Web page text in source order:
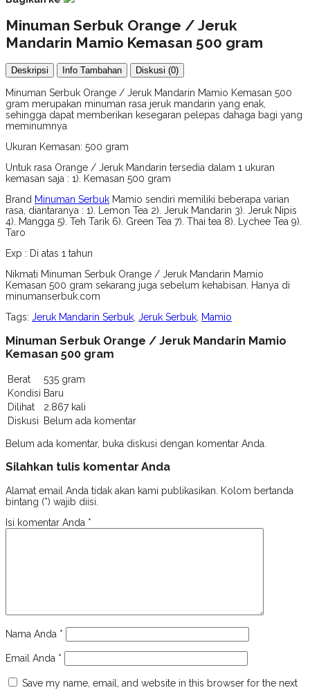
Minuman Serbuk Orange / Jeruk
Mandarin Mamio Kemasan 500 gram
Deskripsi Info Tambahan Diskusi (0)
Minuman Serbuk Orange / Jeruk Mandarin Mamio Kemasan 500
gram merupakan minuman rasa jeruk mandarin yang enak,
sehingga dapat memberikan kesegaran pelepas dahaga bagi yang
meminumnya
Ukuran Kemasan: 500 gram
Untuk rasa Orange / Jeruk Mandarin tersedia dalam 1 ukuran
kemasan saja : 1). Kemasan 500 gram
Brand Minuman Serbuk Mamio sendiri memiliki beberapa varian
rasa, diantaranya : 1). Lemon Tea 2). Jeruk Mandarin 3). Jeruk Nipis
4). Mangga 5). Teh Tarik 6). Green Tea 7). Thai tea 8). Lychee Tea 9).
Taro
Exp : Di atas 1 tahun
Nikmati Minuman Serbuk Orange / Jeruk Mandarin Mamio
Kemasan 500 gram sekarang juga sebelum kehabisan. Hanya di
minumanserbuk.com
Tags: Jeruk Mandarin Serbuk, Jeruk Serbuk, Mamio
Minuman Serbuk Orange / Jeruk Mandarin Mamio
Kemasan 500 gram
Berat
535 gram
Kondisi Baru
Dilihat
2.867 kali
Diskusi
Belum ada komentar
Belum ada komentar, buka diskusi dengan komentar Anda.
Silahkan tulis komentar Anda
Alamat email Anda tidak akan kami publikasikan. Kolom bertanda
bintang (*) wajib diisi.
Isi komentar Anda *
Nama Anda *
Email Anda *
Save my name, email, and website in this browser for the next